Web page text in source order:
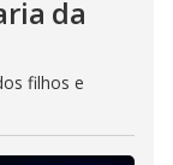
da
filhos e